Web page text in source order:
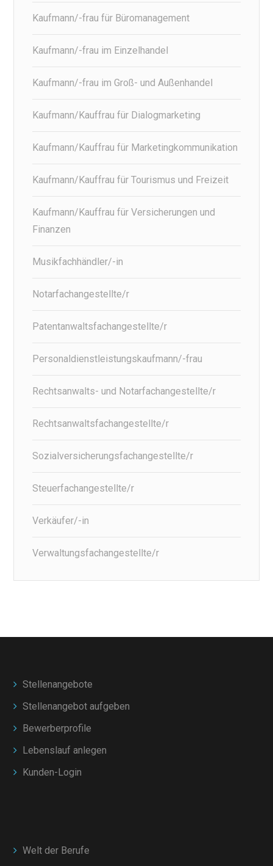
Kaufmann/-frau für Büromanagement
Kaufmann/-frau im Einzelhandel
Kaufmann/-frau im Groß- und Außenhandel
Kaufmann/Kauffrau für Dialogmarketing
Kaufmann/Kauffrau für Marketingkommunikation
Kaufmann/Kauffrau für Tourismus und Freizeit
Kaufmann/Kauffrau für Versicherungen und
Finanzen
Musikfachhändler/-in
Notarfachangestellte/r
Patentanwaltsfachangestellte/r
Personaldienstleistungskaufmann/-frau
Rechtsanwalts- und Notarfachangestellte/r
Rechtsanwaltsfachangestellte/r
Sozialversicherungsfachangestellte/r
Steuerfachangestellte/r
Verkäufer/-in
Verwaltungsfachangestellte/r
Stellenangebote
Stellenangebot aufgeben
Bewerberprofile
Lebenslauf anlegen
Kunden-Login
Welt der Berufe